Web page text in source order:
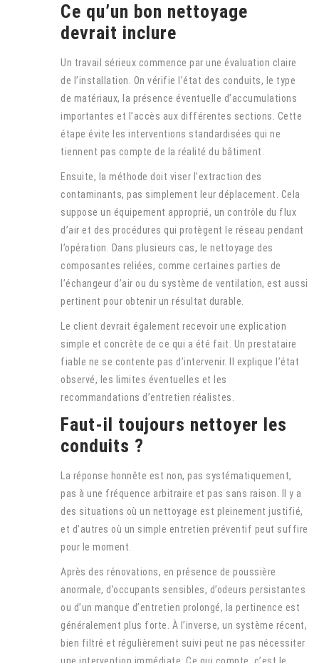
Ce qu’un bon nettoyage
devrait inclure
Un travail sérieux commence par une évaluation claire
de l’installation. On vérifie l’état des conduits, le type
de matériaux, la présence éventuelle d’accumulations
importantes et l’accès aux différentes sections. Cette
étape évite les interventions standardisées qui ne
tiennent pas compte de la réalité du bâtiment.
Ensuite, la méthode doit viser l’extraction des
contaminants, pas simplement leur déplacement. Cela
suppose un équipement approprié, un contrôle du flux
d’air et des procédures qui protègent le réseau pendant
l’opération. Dans plusieurs cas, le nettoyage des
composantes reliées, comme certaines parties de
l’échangeur d’air ou du système de ventilation, est aussi
pertinent pour obtenir un résultat durable.
Le client devrait également recevoir une explication
simple et concrète de ce qui a été fait. Un prestataire
fiable ne se contente pas d’intervenir. Il explique l’état
observé, les limites éventuelles et les
recommandations d’entretien réalistes.
Faut-il toujours nettoyer les
conduits ?
La réponse honnête est non, pas systématiquement,
pas à une fréquence arbitraire et pas sans raison. Il y a
des situations où un nettoyage est pleinement justifié,
et d’autres où un simple entretien préventif peut suffire
pour le moment.
Après des rénovations, en présence de poussière
anormale, d’occupants sensibles, d’odeurs persistantes
ou d’un manque d’entretien prolongé, la pertinence est
généralement plus forte. À l’inverse, un système récent,
bien filtré et régulièrement suivi peut ne pas nécessiter